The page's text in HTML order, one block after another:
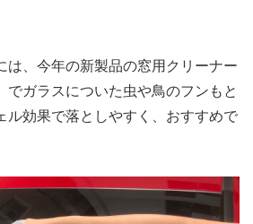
は、今年の新製品の窓用クリーナー
でガラスについた虫や鳥のフンもと
ル効果で落としやすく、おすすめで